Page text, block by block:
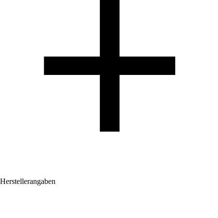
Herstellerangaben